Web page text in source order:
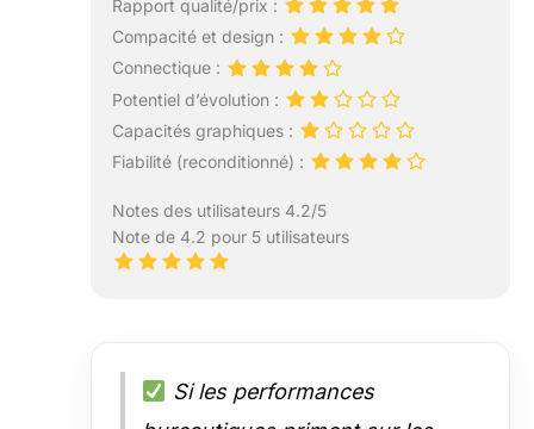
Rapport qualité/prix :
Compacité et design :
Connectique :
Potentiel d’évolution :
Capacités graphiques :
Fiabilité (reconditionné) :
Notes des utilisateurs 4.2/5
Note de 4.2 pour 5 utilisateurs
Si les performances